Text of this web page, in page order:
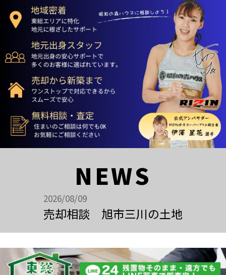
NEWS
2026/08/09
売却相談 旭市三川の土地